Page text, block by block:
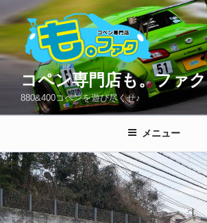
ン
テ
ン
プ
コペン専門店も。ファク
880&400コペンを遊び尽くせ♪
メニュー